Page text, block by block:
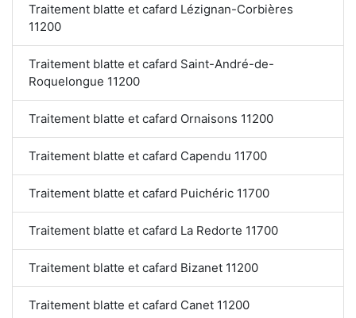
Traitement blatte et cafard Lézignan-Corbières
11200
Traitement blatte et cafard Saint-André-de-
Roquelongue 11200
Traitement blatte et cafard Ornaisons 11200
Traitement blatte et cafard Capendu 11700
Traitement blatte et cafard Puichéric 11700
Traitement blatte et cafard La Redorte 11700
Traitement blatte et cafard Bizanet 11200
Traitement blatte et cafard Canet 11200